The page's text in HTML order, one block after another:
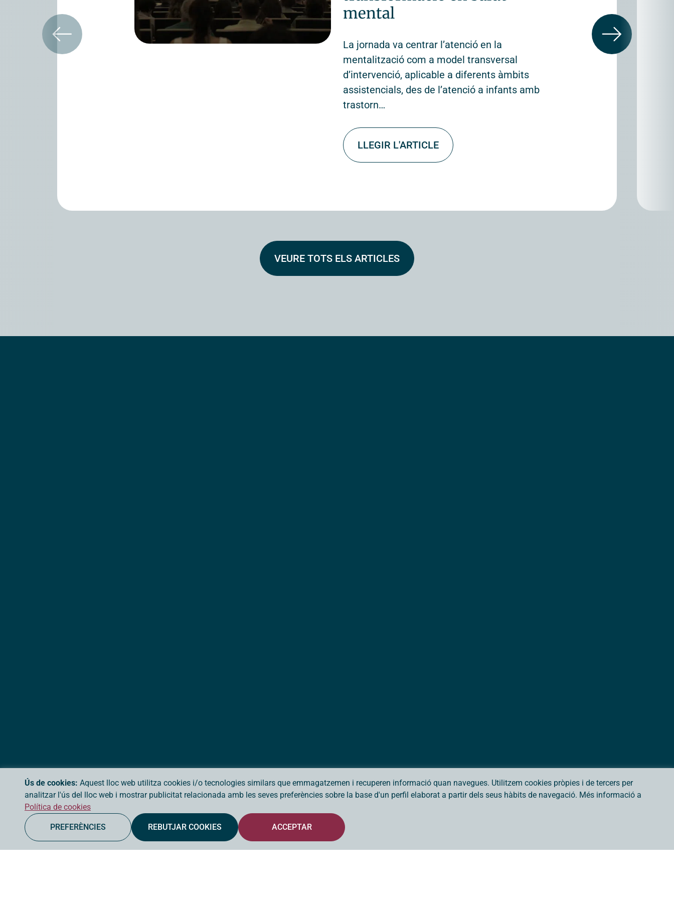
Ús de cookies: Aquest lloc web utilitza cookies i/o tecnologies similars que emmagatzemen i recuperen informació quan navegues. Utilitzem cookies pròpies i de tercers per
analitzar l'ús del lloc web i mostrar publicitat relacionada amb les seves preferències sobre la base d'un perfil elaborat a partir dels seus hàbits de navegació. Més informació a
Política de cookies
PREFERÈNCIES REBUTJAR COOKIES ACCEPTAR
mental
La jornada va centrar l’atenció en la
mentalització com a model transversal
d’intervenció, aplicable a diferents àmbits
assistencials, des de l’atenció a infants amb
trastorn…
LLEGIR L'ARTICLE
VEURE TOTS ELS ARTICLES